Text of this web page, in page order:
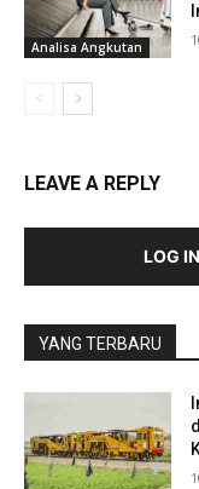
Analisa Angkutan
LEAVE A REPLY
LOG
YANG TERBARU